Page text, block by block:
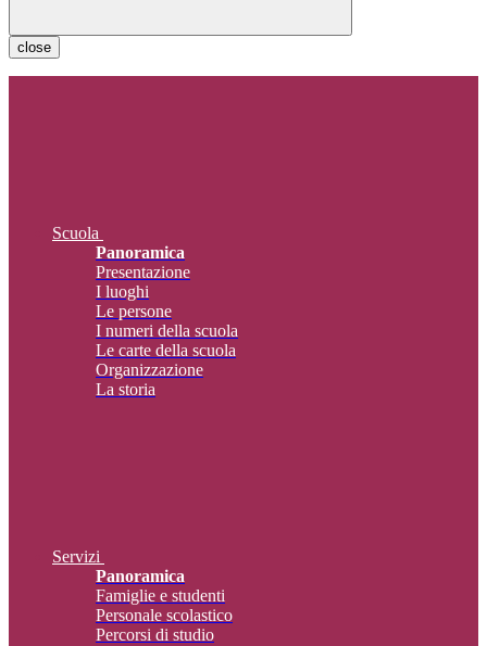
close
Scuola
Panoramica
Presentazione
I luoghi
Le persone
I numeri della scuola
Le carte della scuola
Organizzazione
La storia
Servizi
Panoramica
Famiglie e studenti
Personale scolastico
Percorsi di studio